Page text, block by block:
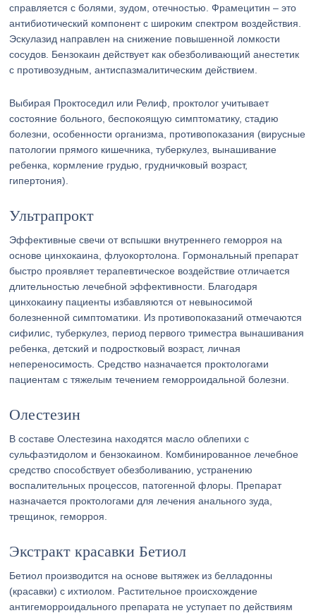
справляется с болями, зудом, отечностью. Фрамецитин – это
антибиотический компонент с широким спектром воздействия.
Эскулазид направлен на снижение повышенной ломкости
сосудов. Бензокаин действует как обезболивающий анестетик
с противозудным, антиспазмалитическим действием.
Выбирая Проктоседил или Релиф, проктолог учитывает
состояние больного, беспокоящую симптоматику, стадию
болезни, особенности организма, противопоказания (вирусные
патологии прямого кишечника, туберкулез, вынашивание
ребенка, кормление грудью, грудничковый возраст,
гипертония).
Ультрапрокт
Эффективные свечи от вспышки внутреннего геморроя на
основе цинхокаина, флуокортолона. Гормональный препарат
быстро проявляет терапевтическое воздействие отличается
длительностью лечебной эффективности. Благодаря
цинхокаину пациенты избавляются от невыносимой
болезненной симптоматики. Из противопоказаний отмечаются
сифилис, туберкулез, период первого триместра вынашивания
ребенка, детский и подростковый возраст, личная
непереносимость. Средство назначается проктологами
пациентам с тяжелым течением геморроидальной болезни.
Олестезин
В составе Олестезина находятся масло облепихи с
сульфаэтидолом и бензокаином. Комбинированное лечебное
средство способствует обезболиванию, устранению
воспалительных процессов, патогенной флоры. Препарат
назначается проктологами для лечения анального зуда,
трещинок, геморроя.
Экстракт красавки Бетиол
Бетиол производится на основе вытяжек из белладонны
(красавки) с ихтиолом. Растительное происхождение
антигеморроидального препарата не уступает по действиям